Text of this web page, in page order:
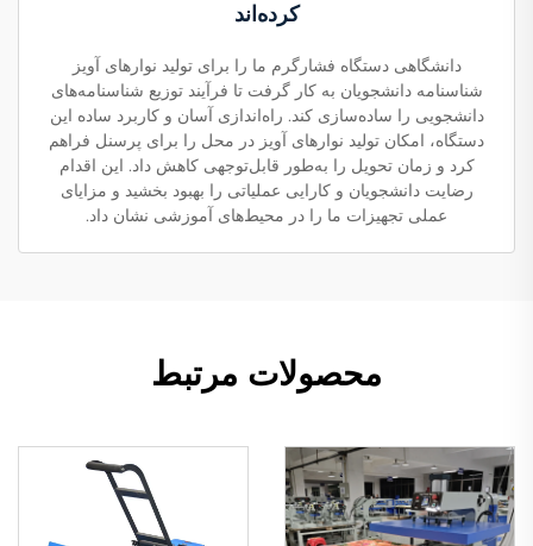
کرده‌اند
دانشگاهی دستگاه فشارگرم ما را برای تولید نوارهای آویز
شناسنامه دانشجویان به کار گرفت تا فرآیند توزیع شناسنامه‌های
دانشجویی را ساده‌سازی کند. راه‌اندازی آسان و کاربرد ساده این
دستگاه، امکان تولید نوارهای آویز در محل را برای پرسنل فراهم
کرد و زمان تحویل را به‌طور قابل‌توجهی کاهش داد. این اقدام
رضایت دانشجویان و کارایی عملیاتی را بهبود بخشید و مزایای
عملی تجهیزات ما را در محیط‌های آموزشی نشان داد.
محصولات مرتبط